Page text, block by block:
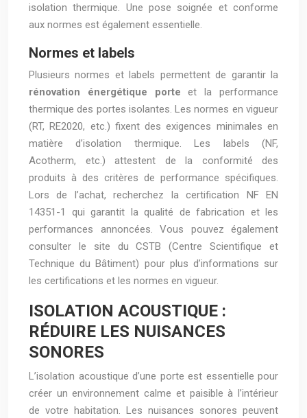
isolation thermique. Une pose soignée et conforme
aux normes est également essentielle.
Normes et labels
Plusieurs normes et labels permettent de garantir la
rénovation énergétique porteet la performance
thermique des portes isolantes. Les normes en vigueur
(RT, RE2020, etc.) fixent des exigences minimales en
matière d’isolation thermique. Les labels (NF,
Acotherm, etc.) attestent de la conformité des
produits à des critères de performance spécifiques.
Lors de l’achat, recherchez la certification NF EN
14351-1 qui garantit la qualité de fabrication et les
performances annoncées. Vous pouvez également
consulter le site du CSTB (Centre Scientifique et
Technique du Bâtiment) pour plus d’informations sur
les certifications et les normes en vigueur.
ISOLATION ACOUSTIQUE :
RÉDUIRE LES NUISANCES
SONORES
L’isolation acoustique d’une porte est essentielle pour
créer un environnement calme et paisible à l’intérieur
de votre habitation. Les nuisances sonores peuvent